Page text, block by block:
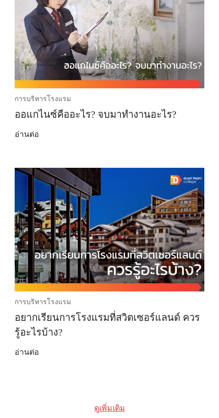
การบริหารโรงแรม
ออแกไนซ์คืออะไร? จบมาทำงานอะไร?
อ่านต่อ
การบริหารโรงแรม
อยากเรียนการโรงแรมที่สวิตเซอร์แลนด์ ควร
รู้อะไรบ้าง?
อ่านต่อ
ดูเพิ่มเติม